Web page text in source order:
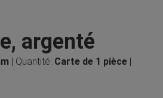
argenté
| Quantité: Carte de 1 pièce |